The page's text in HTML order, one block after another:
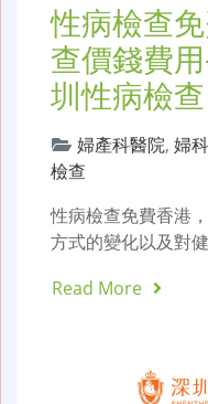
性病檢查
查價錢費
圳性病檢查
婦產科醫院, 婦科
檢查
性病檢查免費香港
方式的變化以及對
Read More